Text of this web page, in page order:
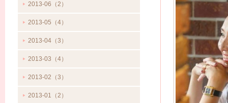
2013-06（2）
2013-05（4）
2013-04（3）
2013-03（4）
2013-02（3）
2013-01（2）